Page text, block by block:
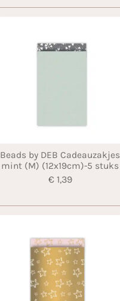
Beads by DEB Cadeauzakjes
mint (M) (12x19cm)-5 stuks
€ 1,39